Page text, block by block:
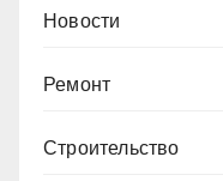
Новости
Ремонт
Строительство